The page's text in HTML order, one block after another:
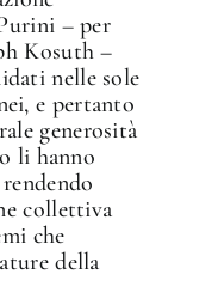
– per
Kosuth –
nelle sole
e pertanto
generosità
li hanno
collettiva
che
della